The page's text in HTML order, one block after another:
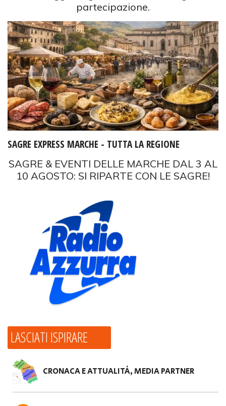
partecipazione.
SAGRE EXPRESS MARCHE - TUTTA LA REGIONE
SAGRE & EVENTI DELLE MARCHE DAL 3 AL
10 AGOSTO: SI RIPARTE CON LE SAGRE!
LASCIATI ISPIRARE
CRONACA E ATTUALITÀ, MEDIA PARTNER